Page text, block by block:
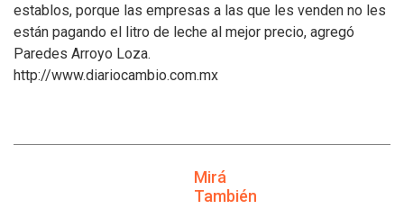
establos, porque las empresas a las que les venden no les
están pagando el litro de leche al mejor precio, agregó
Paredes Arroyo Loza.
http://www.diariocambio.com.mx
Mirá
También